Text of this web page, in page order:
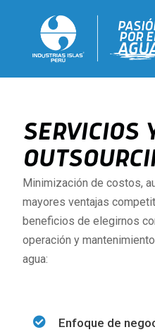
SERVICIOS
Minimización de costos,
mayores ventajas
beneficios de elegirnos
operación y
agua:
Enfoque de